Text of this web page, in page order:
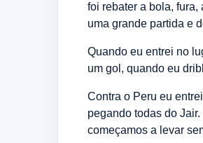
foi rebater a bola,
uma grande partida e
Quando eu entrei no
um gol, quando eu
Contra o Peru eu
pegando todas do
começamos a levar